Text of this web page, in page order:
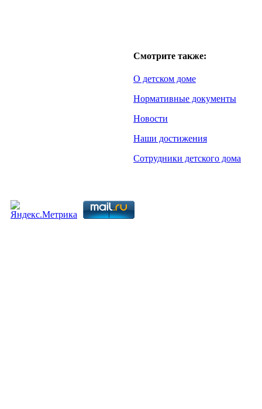
Смотрите также:
О детском доме
Нормативные документы
Новости
Наши достижения
Сотрудники детского дома